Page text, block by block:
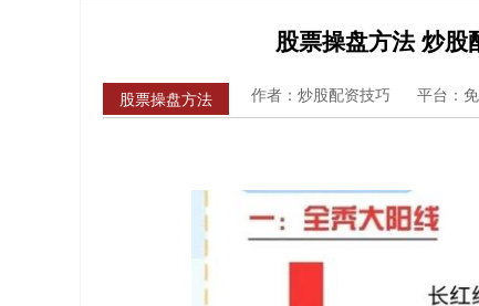
股票操盘方法 炒股
股票操盘方法 作者：炒股配资技巧 平台：